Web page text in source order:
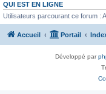
QUI EST EN LIGNE
Utilisateurs parcourant ce forum :
Accueil Portail
Développé par